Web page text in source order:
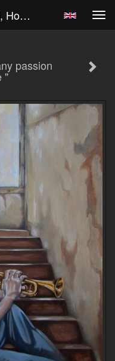
Arjon Hollanders - " How Hard, Hold, Any Passion Anywhere "
passion
"